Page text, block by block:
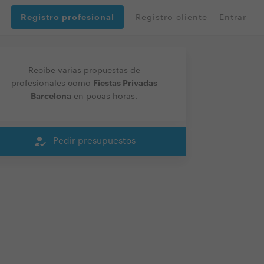
Registro profesional Registro cliente Entrar
Recibe varias propuestas de
profesionales como Fiestas Privadas
Barcelona en pocas horas.
how_to_reg Pedir presupuestos